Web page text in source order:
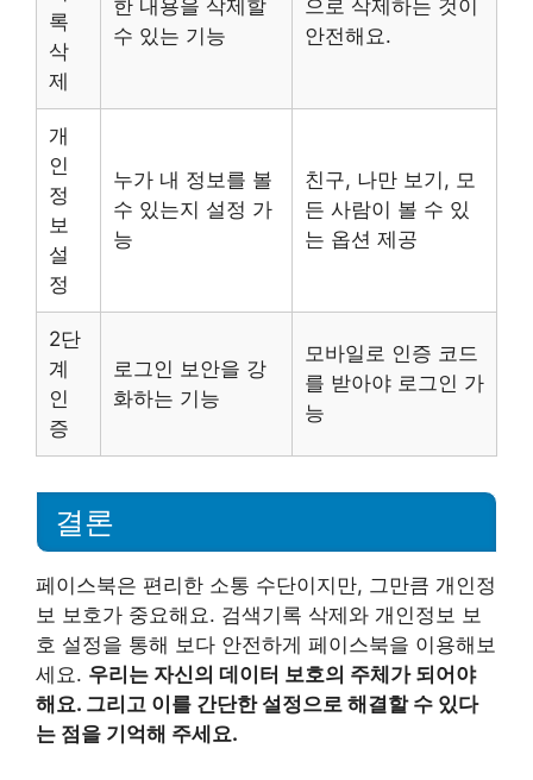
록
삭
제
한 내용을 삭제할
수 있는 기능
으로 삭제하는 것이
안전해요.
개
인
정
보
설
정
누가 내 정보를 볼
수 있는지 설정 가
능
친구, 나만 보기, 모
든 사람이 볼 수 있
는 옵션 제공
2단
계
인
증
로그인 보안을 강
화하는 기능
모바일로 인증 코드
를 받아야 로그인 가
능
결론
페이스북은 편리한 소통 수단이지만, 그만큼 개인정
보 보호가 중요해요. 검색기록 삭제와 개인정보 보
호 설정을 통해 보다 안전하게 페이스북을 이용해보
세요. 우리는 자신의 데이터 보호의 주체가 되어야
해요. 그리고 이를 간단한 설정으로 해결할 수 있다
는 점을 기억해 주세요.